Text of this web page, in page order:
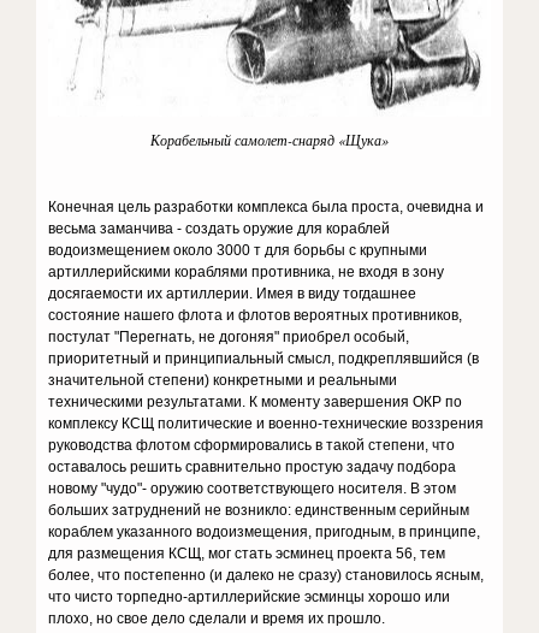
Корабельный самолет-снаряд «Щука»
Конечная цель разработки комплекса была проста, очевидна и
весьма заманчива - создать оружие для кораблей
водоизмещением около 3000 т для борьбы с крупными
артиллерийскими кораблями противника, не входя в зону
досягаемости их артиллерии. Имея в виду тогдашнее
состояние нашего флота и флотов вероятных противников,
постулат "Перегнать, не догоняя" приобрел особый,
приоритетный и принципиальный смысл, подкреплявшийся (в
значительной степени) конкретными и реальными
техническими результатами. К моменту завершения ОКР по
комплексу КСЩ политические и военно-технические воззрения
руководства флотом сформировались в такой степени, что
оставалось решить сравнительно простую задачу подбора
новому "чудо"- оружию соответствующего носителя. В этом
больших затруднений не возникло: единственным серийным
кораблем указанного водоизмещения, пригодным, в принципе,
для размещения КСЩ, мог стать эсминец проекта 56, тем
более, что постепенно (и далеко не сразу) становилось ясным,
что чисто торпедно-артиллерийские эсминцы хорошо или
плохо, но свое дело сделали и время их прошло.